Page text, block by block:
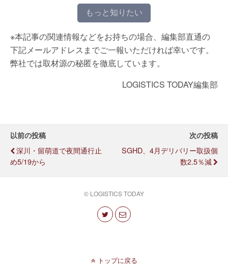
もっと知りたい
※本記事の関連情報などをお持ちの場合、編集部直通の
下記メールアドレスまでご一報いただければ幸いです。
弊社では取材源の秘匿を徹底しています。
LOGISTICS TODAY編集部
以前の投稿
深川・留萌道で夜間通行止
め5/19から
次の投稿
SGHD、4月デリバリー取扱個
数2.5％減
© LOGISTICS TODAY
トップに戻る